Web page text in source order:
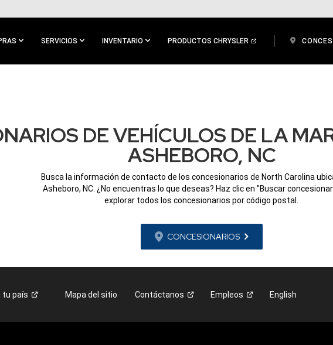
SERVICIOS INVENTARIO PRODUCTOS CHRYSLER
DE VEHÍCULOS DE LA
ASHEBORO, NC
Busca la información de contacto de los concesionarios de North Carolina
Asheboro, NC. ¿No encuentras lo que deseas? Haz clic en "Buscar
explorar todos los concesionarios por código postal.
CONCESIONARIOS
tu país Mapa del sitio Contáctanos Empleos English